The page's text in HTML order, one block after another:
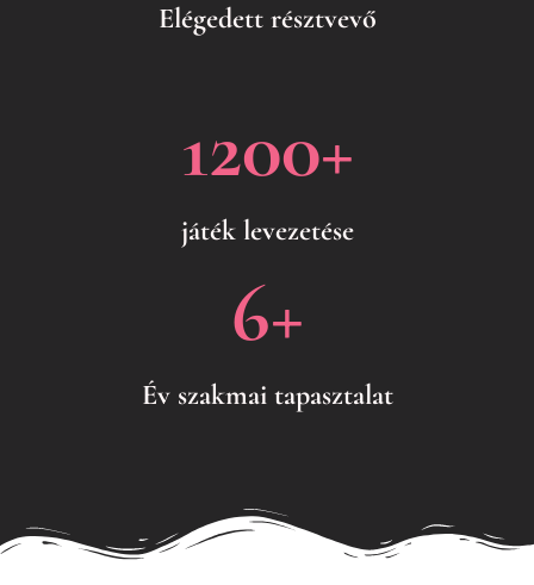
Elégedett résztvevő
játék levezetése
1200+
Év szakmai tapasztalat
6+